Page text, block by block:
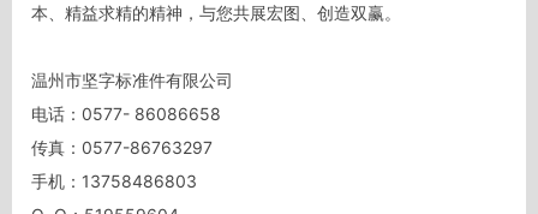
本、精益求精的精神，与您共展宏图、创造双赢。
温州市坚字标准件有限公司
电话：0577- 86086658
传真：0577-86763297
手机：13758486803